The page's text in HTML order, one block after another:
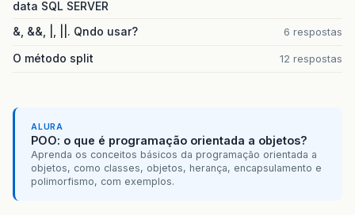
data SQL SERVER
&, &&, |, ||. Qndo usar? 6 respostas
O método split 12 respostas
ALURA
POO: o que é programação orientada a objetos?
Aprenda os conceitos básicos da programação orientada a
objetos, como classes, objetos, herança, encapsulamento e
polimorfismo, com exemplos.